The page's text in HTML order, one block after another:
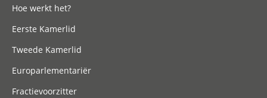
Hoe werkt het?
Eerste Kamerlid
Tweede Kamerlid
Europarlementariër
Fractievoorzitter